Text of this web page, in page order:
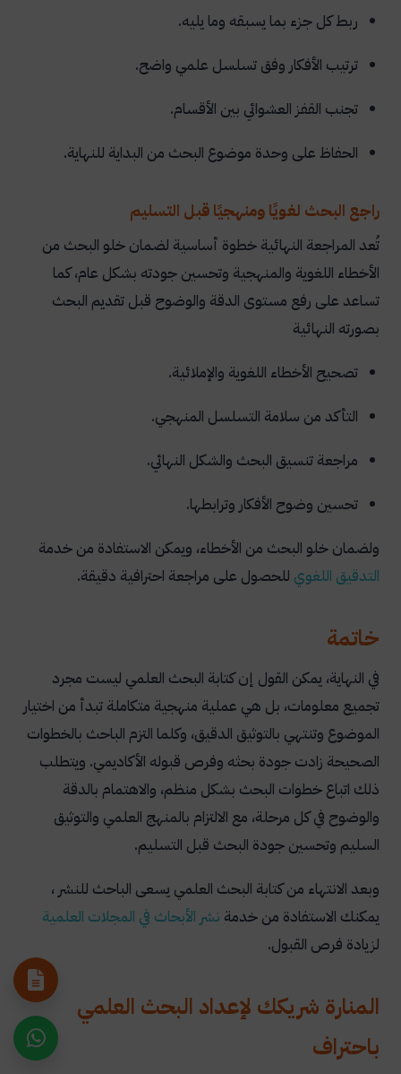
ربط كل جزء بما يسبقه وما يليه.
ترتيب الأفكار وفق تسلسل علمي واضح.
تجنب القفز العشوائي بين الأقسام.
الحفاظ على وحدة موضوع البحث من البداية للنهاية.
راجع البحث لغويًا ومنهجيًا قبل التسليم
تُعد المراجعة النهائية خطوة أساسية لضمان خلو البحث من
الأخطاء اللغوية والمنهجية وتحسين جودته بشكل عام، كما
تساعد على رفع مستوى الدقة والوضوح قبل تقديم البحث
بصورته النهائية
تصحيح الأخطاء اللغوية والإملائية.
التأكد من سلامة التسلسل المنهجي.
مراجعة تنسيق البحث والشكل النهائي.
تحسين وضوح الأفكار وترابطها.
ولضمان خلو البحث من الأخطاء، ويمكن الاستفادة من خدمة
التدقيق اللغوي للحصول على مراجعة احترافية دقيقة.
خاتمة
في النهاية، يمكن القول إن كتابة البحث العلمي ليست مجرد
تجميع معلومات، بل هي عملية منهجية متكاملة تبدأ من اختيار
الموضوع وتنتهي بالتوثيق الدقيق، وكلما التزم الباحث بالخطوات
الصحيحة زادت جودة بحثه وفرص قبوله الأكاديمي. ويتطلب
ذلك اتباع خطوات البحث بشكل منظم، والاهتمام بالدقة
والوضوح في كل مرحلة، مع الالتزام بالمنهج العلمي والتوثيق
السليم وتحسين جودة البحث قبل التسليم.
وبعد الانتهاء من كتابة البحث العلمي يسعى الباحث للنشر ،
يمكنك الاستفادة من خدمة نشر الأبحاث في المجلات العلمية
لزيادة فرص القبول.
المنارة شريكك لإعداد البحث العلمي
باحتراف